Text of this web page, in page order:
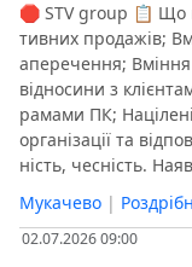
🛑 STV group 📋 Що
тивних продажів;
аперечення; Вміння
відносини з
рамами ПК;
організації та
ність, чесність.
Мукачево |
02.07.2026 09:00